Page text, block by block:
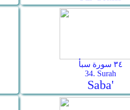
٣٤ سورة سبأ
34. Surah
Saba'